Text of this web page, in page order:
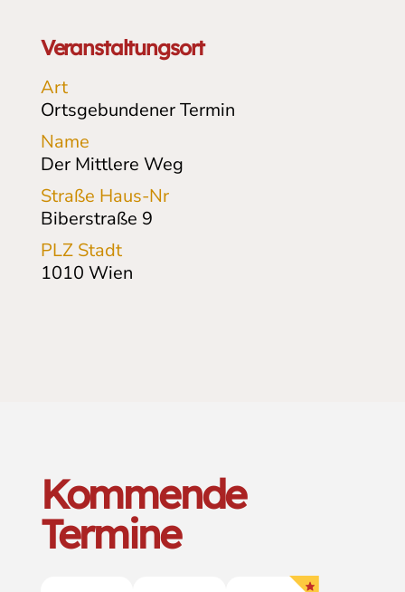
Veranstaltungsort
Art
Ortsgebundener Termin
Name
Der Mittlere Weg
Straße Haus-Nr
Biberstraße 9
PLZ Stadt
1010 Wien
Kommende
Termine